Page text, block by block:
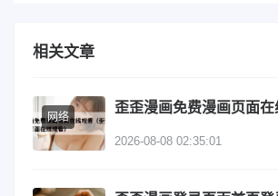
相关文章
网络
2026-08-08 02:35:01